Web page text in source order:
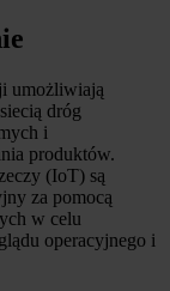
umożliwiają
dróg
i
produktów.
(IoT) są
za pomocą
w celu
operacyjnego i